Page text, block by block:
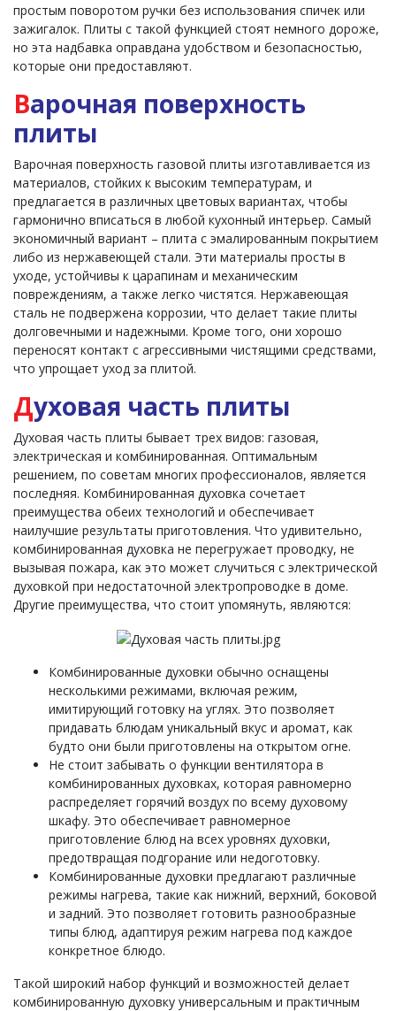
простым поворотом ручки без использования спичек или
зажигалок. Плиты с такой функцией стоят немного дороже,
но эта надбавка оправдана удобством и безопасностью,
которые они предоставляют.
Варочная поверхность
плиты
Варочная поверхность газовой плиты изготавливается из
материалов, стойких к высоким температурам, и
предлагается в различных цветовых вариантах, чтобы
гармонично вписаться в любой кухонный интерьер. Самый
экономичный вариант – плита с эмалированным покрытием
либо из нержавеющей стали. Эти материалы просты в
уходе, устойчивы к царапинам и механическим
повреждениям, а также легко чистятся. Нержавеющая
сталь не подвержена коррозии, что делает такие плиты
долговечными и надежными. Кроме того, они хорошо
переносят контакт с агрессивными чистящими средствами,
что упрощает уход за плитой.
Духовая часть плиты
Духовая часть плиты бывает трех видов: газовая,
электрическая и комбинированная. Оптимальным
решением, по советам многих профессионалов, является
последняя. Комбинированная духовка сочетает
преимущества обеих технологий и обеспечивает
наилучшие результаты приготовления. Что удивительно,
комбинированная духовка не перегружает проводку, не
вызывая пожара, как это может случиться с электрической
духовкой при недостаточной электропроводке в доме.
Другие преимущества, что стоит упомянуть, являются:
Комбинированные духовки обычно оснащены
несколькими режимами, включая режим,
имитирующий готовку на углях. Это позволяет
придавать блюдам уникальный вкус и аромат, как
будто они были приготовлены на открытом огне.
Не стоит забывать о функции вентилятора в
комбинированных духовках, которая равномерно
распределяет горячий воздух по всему духовому
шкафу. Это обеспечивает равномерное
приготовление блюд на всех уровнях духовки,
предотвращая подгорание или недоготовку.
Комбинированные духовки предлагают различные
режимы нагрева, такие как нижний, верхний, боковой
и задний. Это позволяет готовить разнообразные
типы блюд, адаптируя режим нагрева под каждое
конкретное блюдо.
Такой широкий набор функций и возможностей делает
комбинированную духовку универсальным и практичным